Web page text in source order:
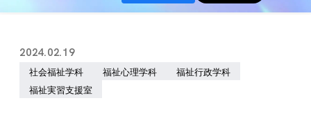
建学の精神・教育の理念
学長室の窓
教育方針
大学の歩み
学生・教職員・卒業生数
大学の取り組み
大学の取り組み
情報公開
総合福祉学部
社会福祉学科
福祉心理学科
共生まちづくり学部
共生まちづくり学部
教育学部
入学試験 進路・就職 TOP
課外活動
2024.02.19
社会福祉学科 福祉心理学科
福祉行政学科
福祉実習支援室